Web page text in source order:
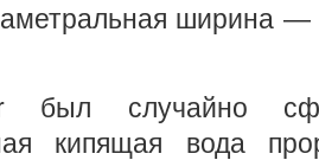
ширина —
был случайно
кипящая вода